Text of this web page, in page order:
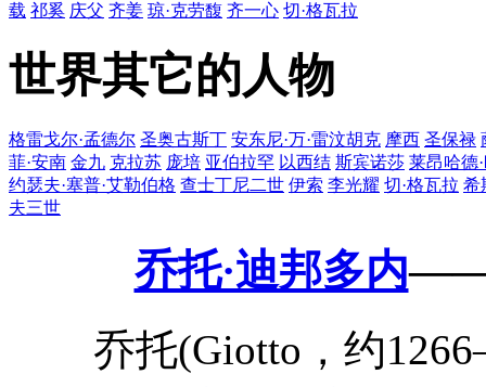
载 祁奚 庆父 齐姜 琼·克劳馥 齐一心 切·格瓦拉
世界其它的人物
格雷戈尔·孟德尔 圣奥古斯丁 安东尼·万·雷汶胡克 摩西 圣保禄
菲·安南 金九 克拉苏 庞培 亚伯拉罕 以西结 斯宾诺莎 莱昂哈德
约瑟夫·塞普·艾勒伯格 查士丁尼二世 伊索 李光耀 切·格瓦拉 希
夫三世
乔托·迪邦多内
乔托(Giotto，约